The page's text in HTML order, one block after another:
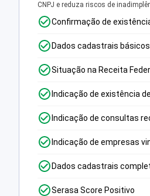
CNPJ e reduza riscos de
Confirmação de
Dados cadastrais básicos
Situação na Receita
Indicação de existência
Indicação de consultas
Indicação de empresas
Dados cadastrais
Serasa Score Positivo